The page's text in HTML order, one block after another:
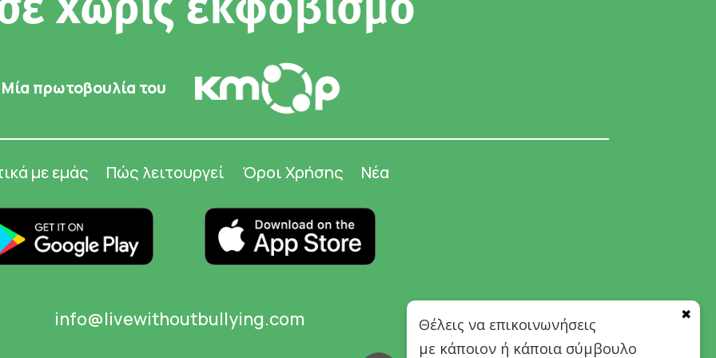
χωρίς εκφοβισμό
Μία πρωτοβουλία του
με εμάς Πώς λειτουργεί Όροι Χρήσης Νέα
info@livewithoutbullying.com
Θέλεις να επικοινωνήσεις
με κάποιον ή κάποια σύμβουλο
✖